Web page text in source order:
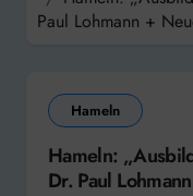
Paul Lohmann +
Hameln
Hameln:
Dr. Paul